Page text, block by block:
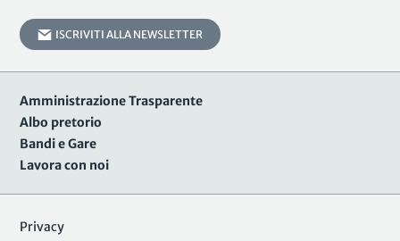
ISCRIVITI ALLA NEWSLETTER
Amministrazione Trasparente
Albo pretorio
Bandi e Gare
Lavora con noi
Privacy